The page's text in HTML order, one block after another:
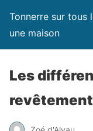
Tonnerre sur tous
une maison
Les